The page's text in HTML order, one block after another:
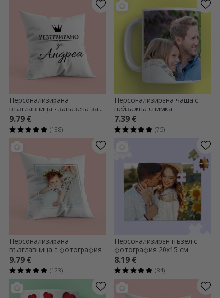
Персонализирана
възглавница - запазена за...
9.79 €
(138)
Персонализирана чаша с
пейзажна снимка
7.39 €
(75)
Персонализирана
възглавница с фотография
9.79 €
(123)
Персонализиран пъзел с
фотография 20x15 см
8.19 €
(84)